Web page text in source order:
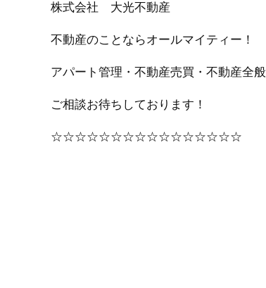
株式会社 大光不動産
不動産のことならオールマイティー！
アパート管理・不動産売買・不動産全般
ご相談お待ちしております！
☆☆☆☆☆☆☆☆☆☆☆☆☆☆☆☆